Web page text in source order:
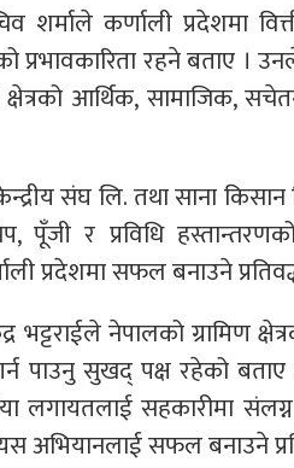
शर्माले कर्णाली प्रदेशमा
प्रभावकारिता रहने बताए
आर्थिक, सामाजिक,
संघ लि. तथा साना
पूँजी र प्रविधि
प्रदेशमा सफल बनाउने
भट्टराईले नेपालको ग्रामिण
पाउनु सुखद् पक्ष रहेको
लगायतलाई सहकारीमा
अभियानलाई सफल बनाउने